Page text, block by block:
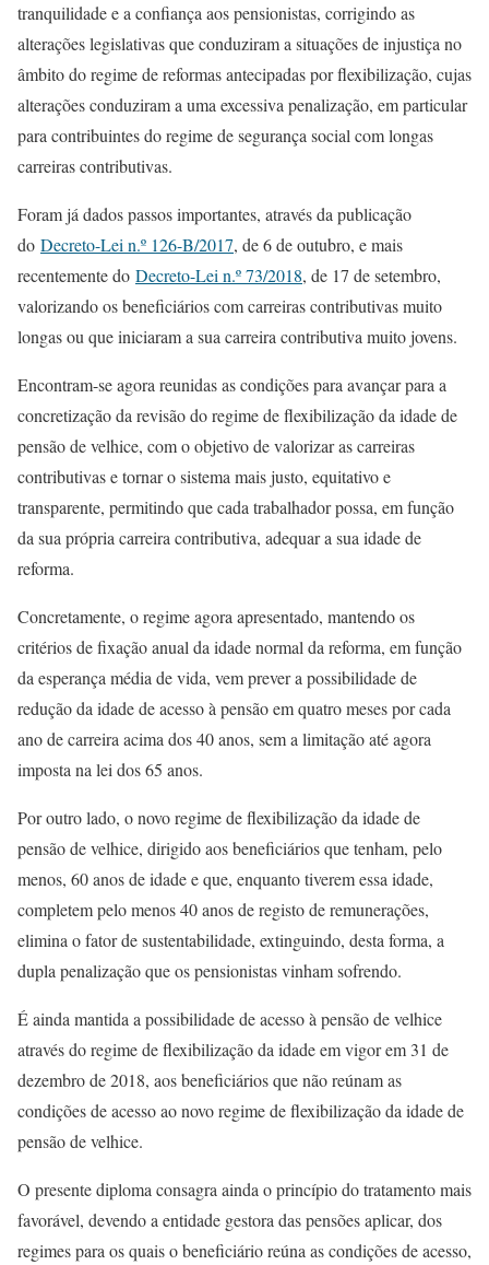
tranquilidade e a confiança aos pensionistas, corrigindo as
alterações legislativas que conduziram a situações de injustiça no
âmbito do regime de reformas antecipadas por flexibilização, cujas
alterações conduziram a uma excessiva penalização, em particular
para contribuintes do regime de segurança social com longas
carreiras contributivas.
Foram já dados passos importantes, através da publicação
do Decreto-Lei n.º 126-B/2017, de 6 de outubro, e mais
recentemente do Decreto-Lei n.º 73/2018, de 17 de setembro,
valorizando os beneficiários com carreiras contributivas muito
longas ou que iniciaram a sua carreira contributiva muito jovens.
Encontram-se agora reunidas as condições para avançar para a
concretização da revisão do regime de flexibilização da idade de
pensão de velhice, com o objetivo de valorizar as carreiras
contributivas e tornar o sistema mais justo, equitativo e
transparente, permitindo que cada trabalhador possa, em função
da sua própria carreira contributiva, adequar a sua idade de
reforma.
Concretamente, o regime agora apresentado, mantendo os
critérios de fixação anual da idade normal da reforma, em função
da esperança média de vida, vem prever a possibilidade de
redução da idade de acesso à pensão em quatro meses por cada
ano de carreira acima dos 40 anos, sem a limitação até agora
imposta na lei dos 65 anos.
Por outro lado, o novo regime de flexibilização da idade de
pensão de velhice, dirigido aos beneficiários que tenham, pelo
menos, 60 anos de idade e que, enquanto tiverem essa idade,
completem pelo menos 40 anos de registo de remunerações,
elimina o fator de sustentabilidade, extinguindo, desta forma, a
dupla penalização que os pensionistas vinham sofrendo.
É ainda mantida a possibilidade de acesso à pensão de velhice
através do regime de flexibilização da idade em vigor em 31 de
dezembro de 2018, aos beneficiários que não reúnam as
condições de acesso ao novo regime de flexibilização da idade de
pensão de velhice.
O presente diploma consagra ainda o princípio do tratamento mais
favorável, devendo a entidade gestora das pensões aplicar, dos
regimes para os quais o beneficiário reúna as condições de acesso,